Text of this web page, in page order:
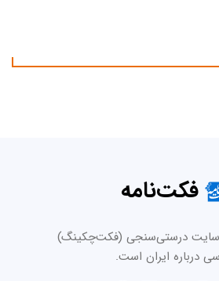
فکت‌نامه
سایت درستی‌سنجی (فکت‌چکینگ)
درباره ایران است.